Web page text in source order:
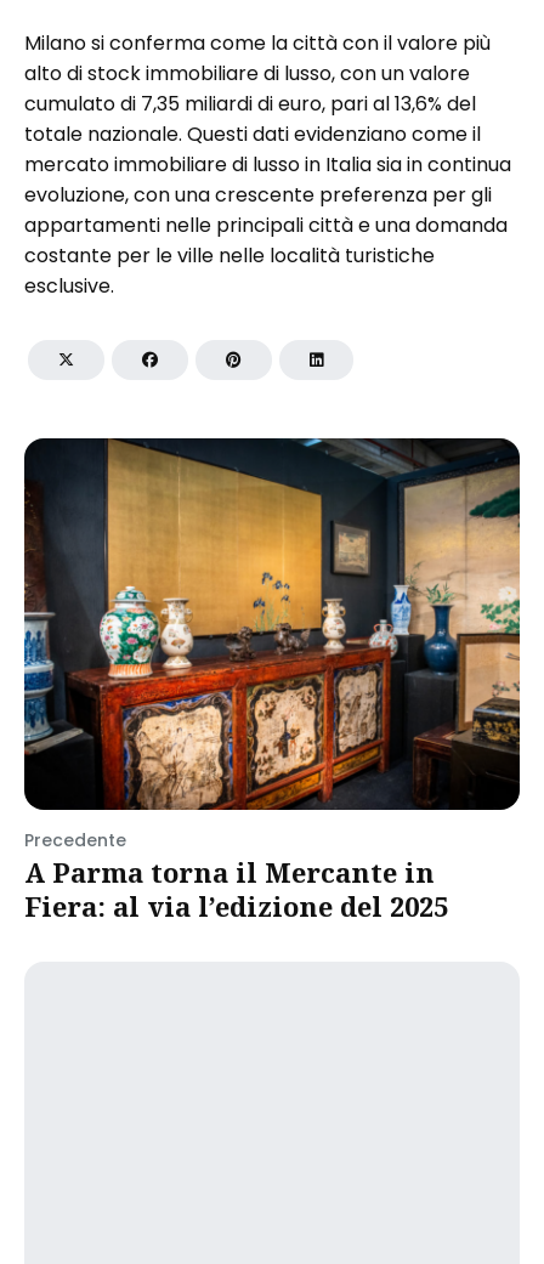
Milano si conferma come la città con il valore più
alto di stock immobiliare di lusso, con un valore
cumulato di 7,35 miliardi di euro, pari al 13,6% del
totale nazionale. Questi dati evidenziano come il
mercato immobiliare di lusso in Italia sia in continua
evoluzione, con una crescente preferenza per gli
appartamenti nelle principali città e una domanda
costante per le ville nelle località turistiche
esclusive.
Precedente
A Parma torna il Mercante in
Fiera: al via l’edizione del 2025